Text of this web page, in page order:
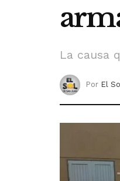
La causa
Por El